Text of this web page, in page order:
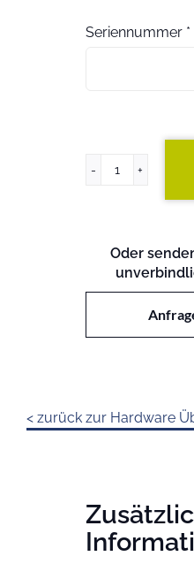
Seriennummer *
PRIMERGY
RX2540
Oder
< zurück zur Hardware